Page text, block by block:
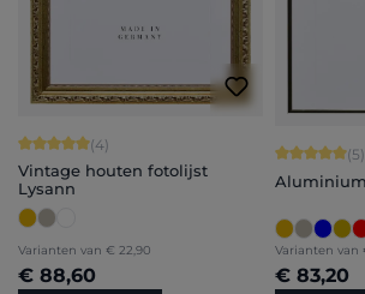
Gemiddelde waardering van 5 van 5 sterren
(4)
Vintage houten fotolijst
Lysann
Varianten van € 22,90
€ 88,60
(5)
Varianten van
€ 83,20